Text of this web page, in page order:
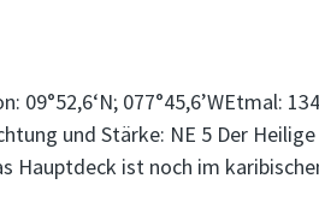
09°52,6‘N; 077°45,6’WEtmal:
und Stärke: NE 5 Der
Hauptdeck ist noch im